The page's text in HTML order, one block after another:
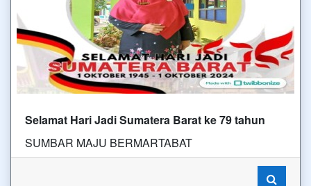
Selamat Hari Jadi Sumatera Barat ke 79 tahun
SUMBAR MAJU BERMARTABAT